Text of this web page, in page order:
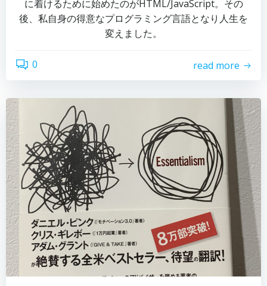
に着けるために始めたのがHTML/JavaScript。その
後、私自身の得意なプログラミング言語となり人生を
変えました。
0 read more